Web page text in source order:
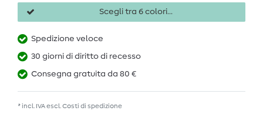
Scegli tra 6 colori...
Spedizione veloce
30 giorni di diritto di recesso
Consegna gratuita da 80 €
* incl. IVA escl.Costi di spedizione